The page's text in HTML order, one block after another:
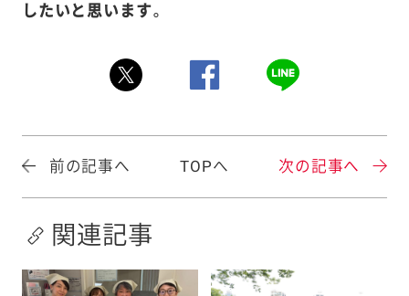
したいと思います。
前の記事へ TOPへ 次の記事へ
関連記事